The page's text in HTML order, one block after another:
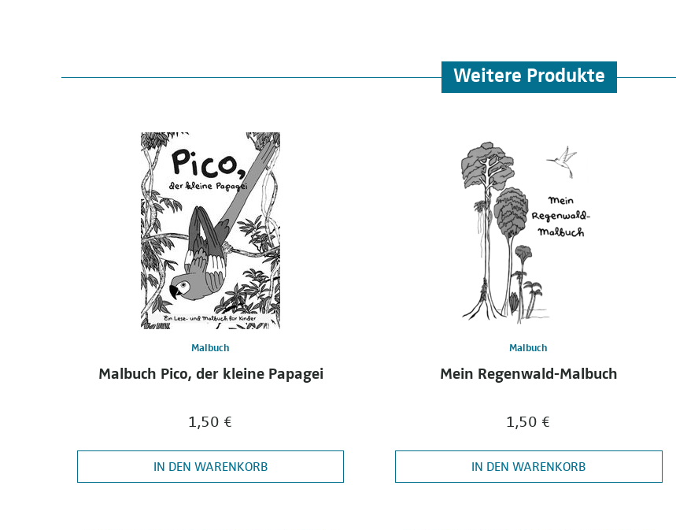
Weitere Produkte
Malbuch
Malbuch Pico, der kleine Papagei
1,50 €
IN DEN WARENKORB
Malbuch
Mein Regenwald-Malbuch
1,50 €
IN DEN WARENKORB